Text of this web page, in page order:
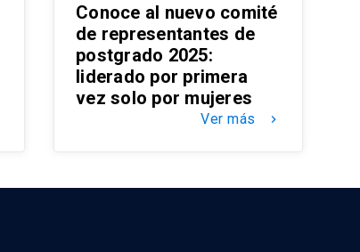
Conoce al nuevo comité
de representantes de
postgrado 2025:
liderado por primera
vez solo por mujeres
Ver más keyboard_arrow_right